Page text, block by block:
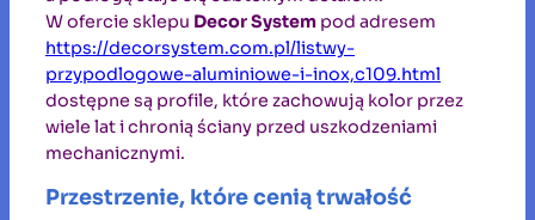
W ofercie sklepu Decor System pod adresem
https://decorsystem.com.pl/listwy-
przypodlogowe-aluminiowe-i-inox,c109.html
dostępne są profile, które zachowują kolor przez
wiele lat i chronią ściany przed uszkodzeniami
mechanicznymi.
Przestrzenie, które cenią trwałość